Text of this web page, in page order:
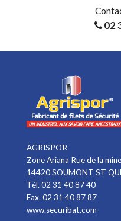
02
AGRISPOR
Zone Ariana Rue de la mine
14420 SOUMONT ST
Tél. 02 31 40 87 40
Fax. 02 31 40 87 87
www.securibat.com